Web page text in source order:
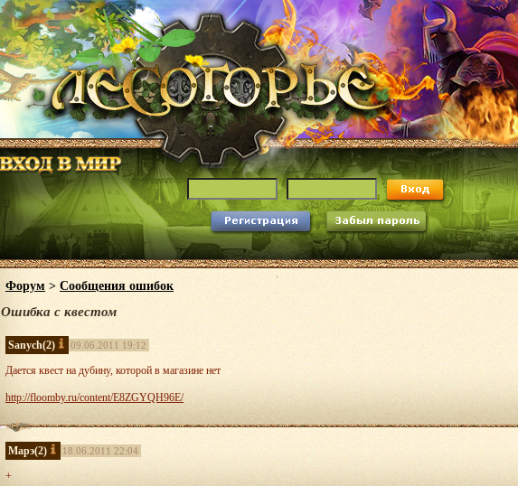
Форум > Сообщения ошибок
Ошибка с квестом
Sanych(2) 09.06.2011 19:12
Дается квест на дубину, которой в магазине нет
http://floomby.ru/content/E8ZGYQH96E/
Марэ(2) 18.06.2011 22:04
+